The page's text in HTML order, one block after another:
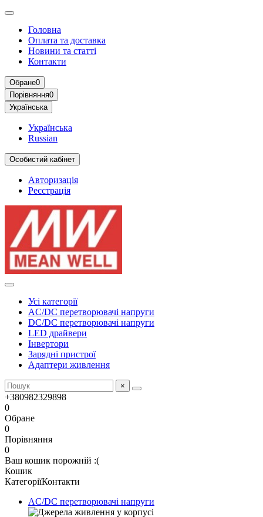
Головна
Оплата та доставка
Новини та статті
Контакти
Обране0
Порівняння0
Українська
Українська
Russian
Особистий кабінет
Авторизація
Реєстрація
Усі категорії
AC/DC перетворювачі напруги
DC/DC перетворювачі напруги
LED драйвери
Інвертори
Зарядні пристрої
Адаптери живлення
×
+380982329898
0
Обране
0
Порівняння
0
Ваш кошик порожній :(
Кошик
КатегоріїКонтакти
AC/DC перетворювачі напруги